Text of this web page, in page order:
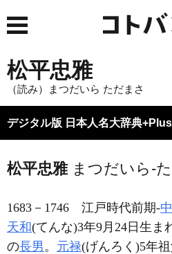
松平忠雅
（読み）まつだいら ただまさ
デジタル版 日本人名大辞典+Plus
松平忠雅 まつだいら-
1683－1746 江戸時代前期-
天和(てんな)3年9月24日生ま
の長男。 元禄(げんろく)5年